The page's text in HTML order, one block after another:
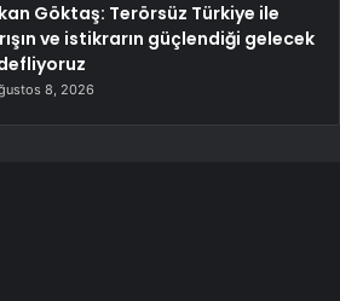
Göktaş: Terörsüz Türkiye ile
ve istikrarın güçlendiği gelecek
8, 2026